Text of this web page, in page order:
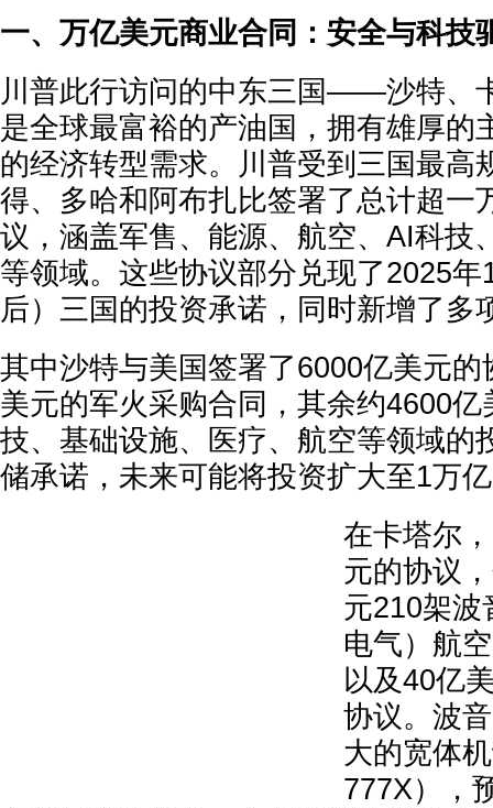
一、万亿美元商业合同：安全与科技
川普此行访问的中东三国——沙特
是全球最富裕的产油国，拥有雄厚的
的经济转型需求。川普受到三国最高
得、多哈和阿布扎比签署了总计超一
议，涵盖军售、能源、航空、AI科技
等领域。这些协议部分兑现了2025
后）三国的投资承诺，同时新增了多
其中沙特与美国签署了6000亿美元
美元的军火采购合同，其余约4600
技、基础设施、医疗、航空等领域的
储承诺，未来可能将投资扩大至1万
在卡塔尔
元的协议
元210架波
电气）航
以及40亿
协议。波
大的宽体
777X），